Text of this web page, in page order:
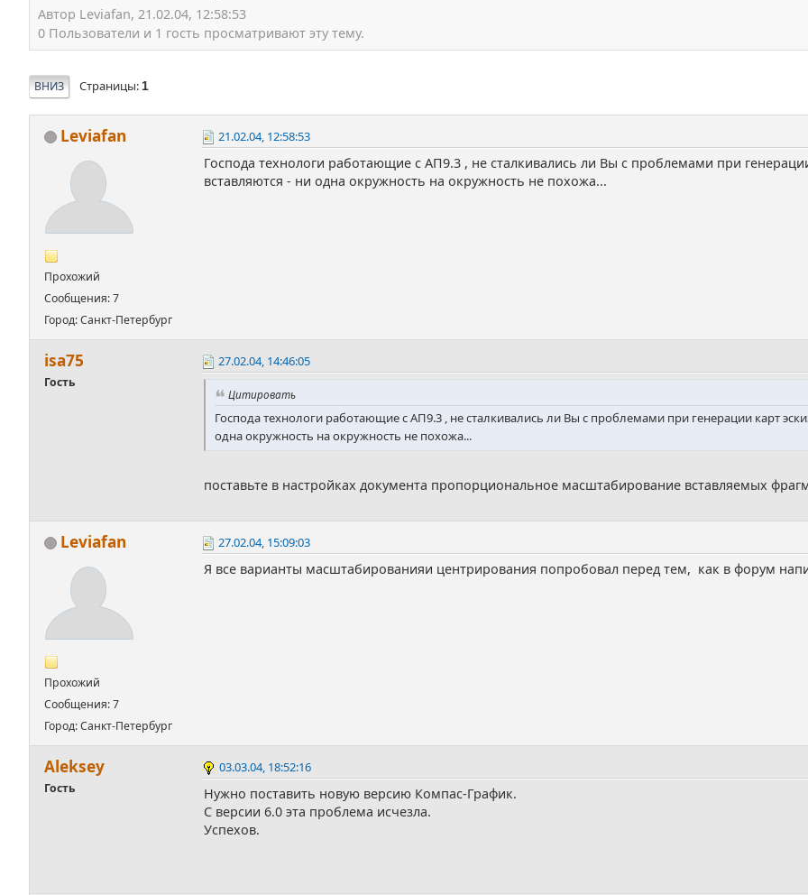
Автор Leviafan, 21.02.04, 12:58:53
0 Пользователи и 1 гость просматривают эту тему.
ВНИЗ Страницы 1
Leviafan
Прохожий
Сообщения: 7
Город: Санкт-Петербург
21.02.04, 12:58:53
Господа технологи работающие с АП9.3 , не сталкивались ли Вы с проблемами при
вставляются - ни одна окружность на окружность не похожа...
isa75
Гость
27.02.04, 14:46:05
Цитировать
Господа технологи работающие с АП9.3 , не сталкивались ли Вы с проблемами при генерации карт
одна окружность на окружность не похожа...
поставьте в настройках документа пропорциональное масштабирование вставляемых
Leviafan
Прохожий
Сообщения: 7
Город: Санкт-Петербург
27.02.04, 15:09:03
Я все варианты масштабированияи центрирования попробовал перед тем, как в форум
Аleksey
Гость
03.03.04, 18:52:16
Нужно поставить новую версию Компас-График.
С версии 6.0 эта проблема исчезла.
Успехов.